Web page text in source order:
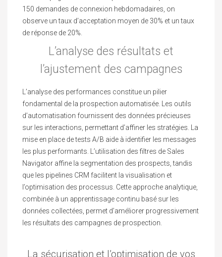
150 demandes de connexion hebdomadaires, on
observe un taux d’acceptation moyen de 30% et un taux
de réponse de 20%.
L’analyse des résultats et
l’ajustement des campagnes
L’analyse des performances constitue un pilier
fondamental de la prospection automatisée. Les outils
d’automatisation fournissent des données précieuses
sur les interactions, permettant d’affiner les stratégies. La
mise en place de tests A/B aide à identifier les messages
les plus performants. L’utilisation des filtres de Sales
Navigator affine la segmentation des prospects, tandis
que les pipelines CRM facilitent la visualisation et
l’optimisation des processus. Cette approche analytique,
combinée à un apprentissage continu basé sur les
données collectées, permet d’améliorer progressivement
les résultats des campagnes de prospection.
La sécurisation et l’optimisation de vos